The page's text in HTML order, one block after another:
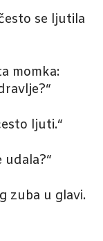
se ljutila
momka:
ljuti.“
udala?“
zuba u glavi.